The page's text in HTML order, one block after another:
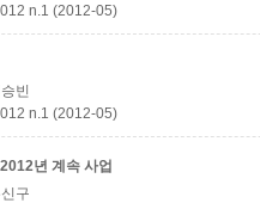
n.1 (2012-05)
빈
n.1 (2012-05)
년 계속 사업
구